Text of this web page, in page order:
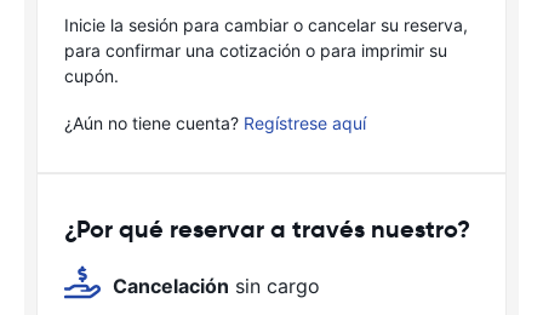
Inicie la sesión para cambiar o cancelar su reserva,
para confirmar una cotización o para imprimir su
cupón.
¿Aún no tiene cuenta? Regístrese aquí
¿Por qué reservar a través nuestro?
Cancelación sin cargo